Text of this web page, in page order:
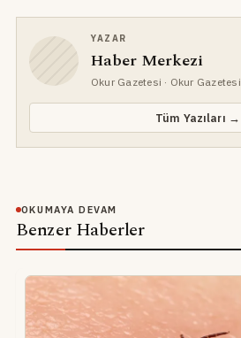
YAZAR
Haber Merkezi
Okur Gazetesi · Okur Gazetesi
Tüm Yazıları →
OKUMAYA DEVAM
Benzer Haberler